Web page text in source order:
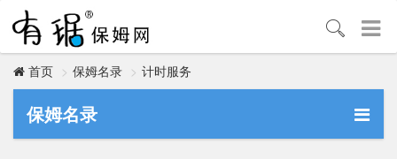
首页 保姆名录 计时服务
保姆名录